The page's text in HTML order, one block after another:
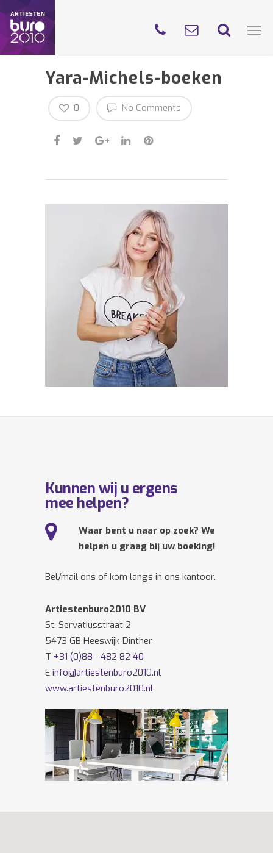
Yara-Michels-boeken
No Comments
0
Kunnen wij u ergens
mee helpen?
Waar bent u naar op zoek? We
helpen u graag bij uw boeking!
Bel/mail ons of kom langs in ons kantoor.
Artiestenburo2010 BV
St. Servatiusstraat 2
5473 GB Heeswijk-Dinther
T +31 (0)88 - 482 82 40
E info@artiestenburo2010.nl
www.artiestenburo2010.nl
Volg ons ook opFacebookenTwitter